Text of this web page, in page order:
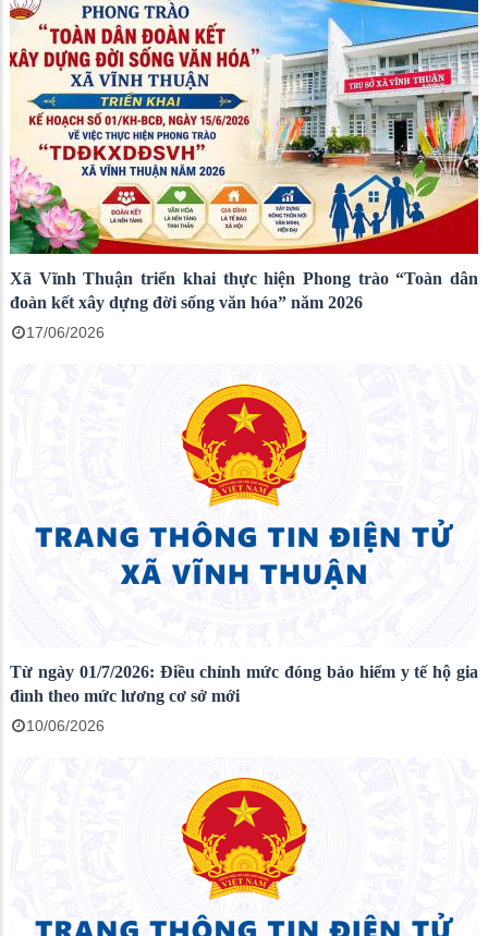
Xã Vĩnh Thuận triển khai thực hiện Phong trào “Toàn dân
đoàn kết xây dựng đời sống văn hóa” năm 2026
17/06/2026
Từ ngày 01/7/2026: Điều chỉnh mức đóng bảo hiểm y tế hộ gia
đình theo mức lương cơ sở mới
10/06/2026